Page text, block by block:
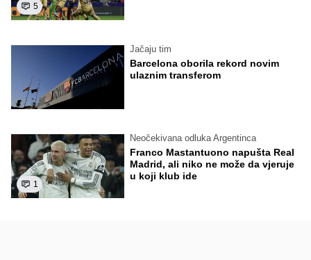
5
Jačaju tim
Barcelona oborila rekord novim
ulaznim transferom
1
Neočekivana odluka Argentinca
Franco Mastantuono napušta Real
Madrid, ali niko ne može da vjeruje
u koji klub ide